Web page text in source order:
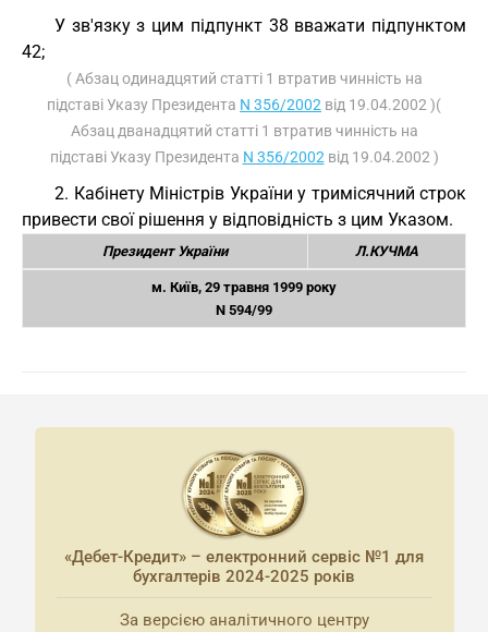
У зв'язку з цим підпункт 38 вважати підпунктом
42;
( Абзац одинадцятий статті 1 втратив чинність на
підставі Указу Президента N 356/2002 від 19.04.2002 )(
Абзац дванадцятий статті 1 втратив чинність на
підставі Указу Президента N 356/2002 від 19.04.2002 )
2. Кабінету Міністрів України у тримісячний строк
привести свої рішення у відповідність з цим Указом.
Президент України Л.КУЧМА
м. Київ, 29 травня 1999 року
N 594/99
«Дебет-Кредит» – електронний сервіс №1 для
бухгалтерів 2024-2025 років
За версією аналітичного центру